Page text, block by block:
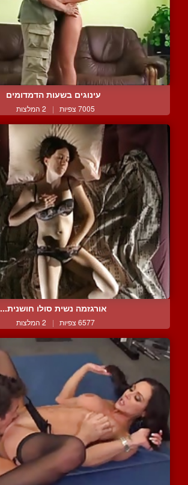
עינוגים בשעות הדמדומים
7005 צפיות | 2 המלצות
אורגזמה נשית סולו חושנית...
6577 צפיות | 2 המלצות